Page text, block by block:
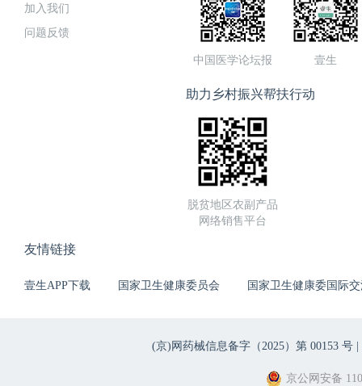
加入我们
问题反馈
中国医学论坛报 壹生
助力乡村振兴帮扶行动
脱贫地区农副产品
网络销售平台
友情链接
壹生APP下载 国家卫生健康委员会 国家卫生健康委国际
(京)网药械信息备字（2025）第 00153 号 |
京公网安备